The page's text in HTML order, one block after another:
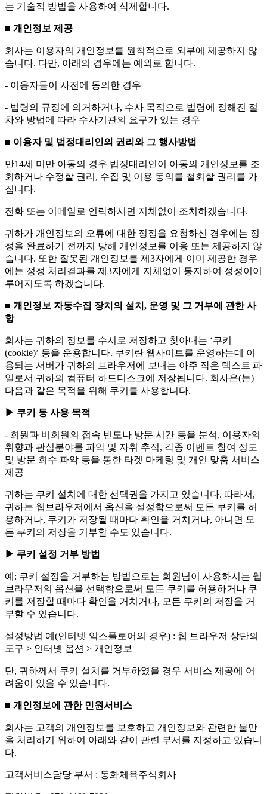
는 기술적 방법을 사용하여 삭제합니다.
■ 개인정보 제공
회사는 이용자의 개인정보를 원칙적으로 외부에 제공하지 않
습니다. 다만, 아래의 경우에는 예외로 합니다.
- 이용자들이 사전에 동의한 경우
- 법령의 규정에 의거하거나, 수사 목적으로 법령에 정해진 절
차와 방법에 따라 수사기관의 요구가 있는 경우
■ 이용자 및 법정대리인의 권리와 그 행사방법
만14세 미만 아동의 경우 법정대리인이 아동의 개인정보를 조
회하거나 수정할 권리, 수집 및 이용 동의를 철회할 권리를 가
집니다.
전화 또는 이메일로 연락하시면 지체없이 조치하겠습니다.
귀하가 개인정보의 오류에 대한 정정을 요청하신 경우에는 정
정을 완료하기 전까지 당해 개인정보를 이용 또는 제공하지 않
습니다. 또한 잘못된 개인정보를 제3자에게 이미 제공한 경우
에는 정정 처리결과를 제3자에게 지체없이 통지하여 정정이이
루어지도록 하겠습니다.
■ 개인정보 자동수집 장치의 설치, 운영 및 그 거부에 관한 사
항
회사는 귀하의 정보를 수시로 저장하고 찾아내는 ‘쿠키
(cookie)’ 등을 운용합니다. 쿠키란 웹사이트를 운영하는데 이
용되는 서버가 귀하의 브라우저에 보내는 아주 작은 텍스트 파
일로서 귀하의 컴퓨터 하드디스크에 저장됩니다. 회사은(는)
다음과 같은 목적을 위해 쿠키를 사용합니다.
▶ 쿠키 등 사용 목적
- 회원과 비회원의 접속 빈도나 방문 시간 등을 분석, 이용자의
취향과 관심분야를 파악 및 자취 추적, 각종 이벤트 참여 정도
및 방문 회수 파악 등을 통한 타겟 마케팅 및 개인 맞춤 서비스
제공
귀하는 쿠키 설치에 대한 선택권을 가지고 있습니다. 따라서,
귀하는 웹브라우저에서 옵션을 설정함으로써 모든 쿠키를 허
용하거나, 쿠키가 저장될 때마다 확인을 거치거나, 아니면 모
든 쿠키의 저장을 거부할 수도 있습니다.
▶ 쿠키 설정 거부 방법
예: 쿠키 설정을 거부하는 방법으로는 회원님이 사용하시는 웹
브라우저의 옵션을 선택함으로써 모든 쿠키를 허용하거나 쿠
키를 저장할 때마다 확인을 거치거나, 모든 쿠키의 저장을 거
부할 수 있습니다.
설정방법 예(인터넷 익스플로어의 경우) : 웹 브라우저 상단의
도구 > 인터넷 옵션 > 개인정보
단, 귀하께서 쿠키 설치를 거부하였을 경우 서비스 제공에 어
려움이 있을 수 있습니다.
■ 개인정보에 관한 민원서비스
회사는 고객의 개인정보를 보호하고 개인정보와 관련한 불만
을 처리하기 위하여 아래와 같이 관련 부서를 지정하고 있습니
다.
고객서비스담당 부서 : 동화체육주식회사